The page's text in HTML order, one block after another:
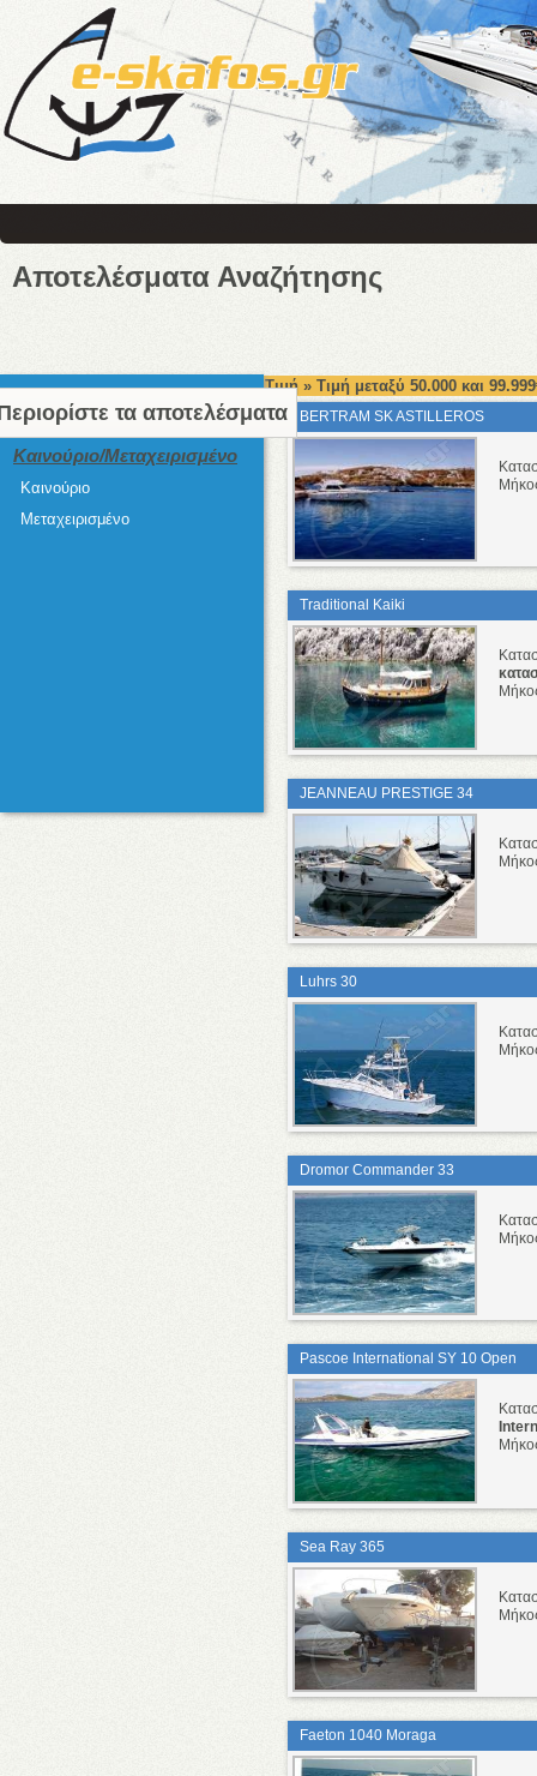
Αποτελέσματα Αναζήτησης
τα αποτελέσματα
Καινούριο/Μεταχειρισμένο
Καινούριο
Μεταχειρισμένο
Τιμή » Τιμή μεταξύ 50.000 και
BERTRAM SK ASTILLEROS
Traditional Kaiki
JEANNEAU PRESTIGE 34
Luhrs 30
Dromor Commander 33
Pascoe International SY 10 Open
Sea Ray 365
Faeton 1040 Moraga